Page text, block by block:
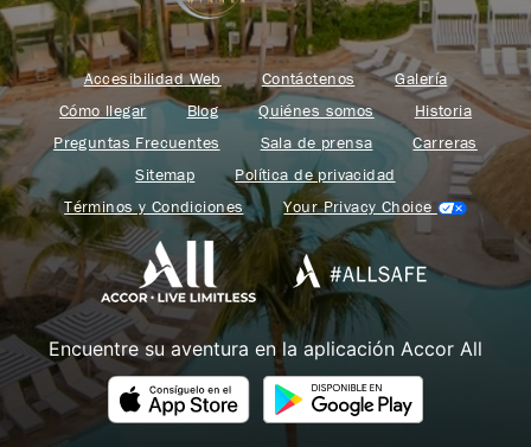
Accesibilidad Web Contáctenos
Galería
Cómo llegar
Blog Quiénes somos
Historia
Preguntas Frecuentes
Sala de prensa
Carreras
Sitemap
Política de privacidad
Términos y Condiciones
Your Privacy Choice
Encuentre su aventura en la aplicación Accor All